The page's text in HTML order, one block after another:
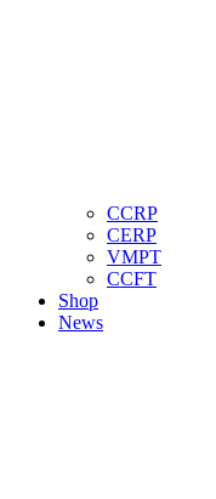
CCRP
CERP
VMPT
CCFT
Shop
News